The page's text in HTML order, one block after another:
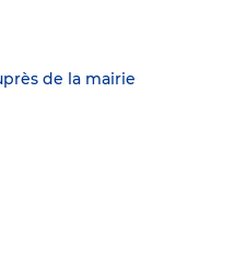
de la mairie